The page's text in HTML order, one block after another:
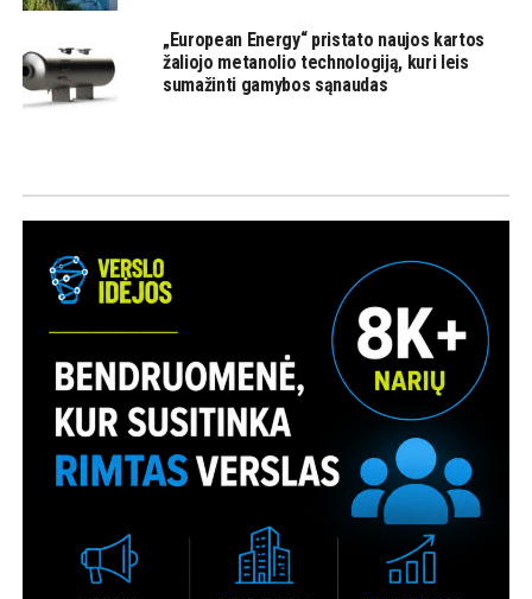
„European Energy“ pristato naujos kartos
žaliojo metanolio technologiją, kuri leis
sumažinti gamybos sąnaudas